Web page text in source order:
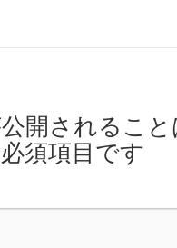
開されるこ
須項目です